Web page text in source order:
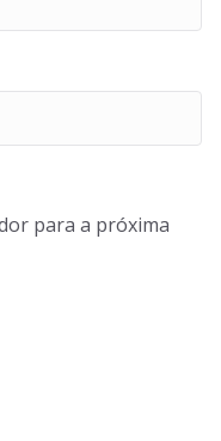
para a próxima